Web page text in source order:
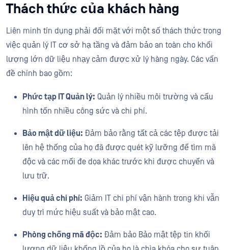
Thách thức của khách hàng
Liên minh tín dụng phải đối mặt với một số thách thức trong
việc quản lý IT cơ sở hạ tầng và đảm bảo an toàn cho khối
lượng lớn dữ liệu nhạy cảm được xử lý hàng ngày. Các vấn
đề chính bao gồm:
Phức tạp IT Quản lý: Quản lý nhiều môi trường và cấu
hình tốn nhiều công sức và chi phí.
Bảo mật dữ liệu: Đảm bảo rằng tất cả các tệp được tải
lên hệ thống của họ đã được quét kỹ lưỡng để tìm mã
độc và các mối đe dọa khác trước khi được chuyển và
lưu trữ.
Hiệu quả chi phí: Giảm IT chi phí vận hành trong khi vẫn
duy trì mức hiệu suất và bảo mật cao.
Phòng chống mã độc: Đảm bảo Bảo mật tệp tin khối